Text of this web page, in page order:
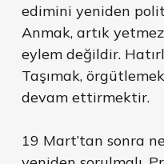
edimini yeniden
Anmak, artık
eylem değildir.
Taşımak,
devam ettirmektir.
19 Mart’tan sonra